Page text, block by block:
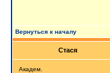
Вернуться к началу
Стася
Aкaдeм.